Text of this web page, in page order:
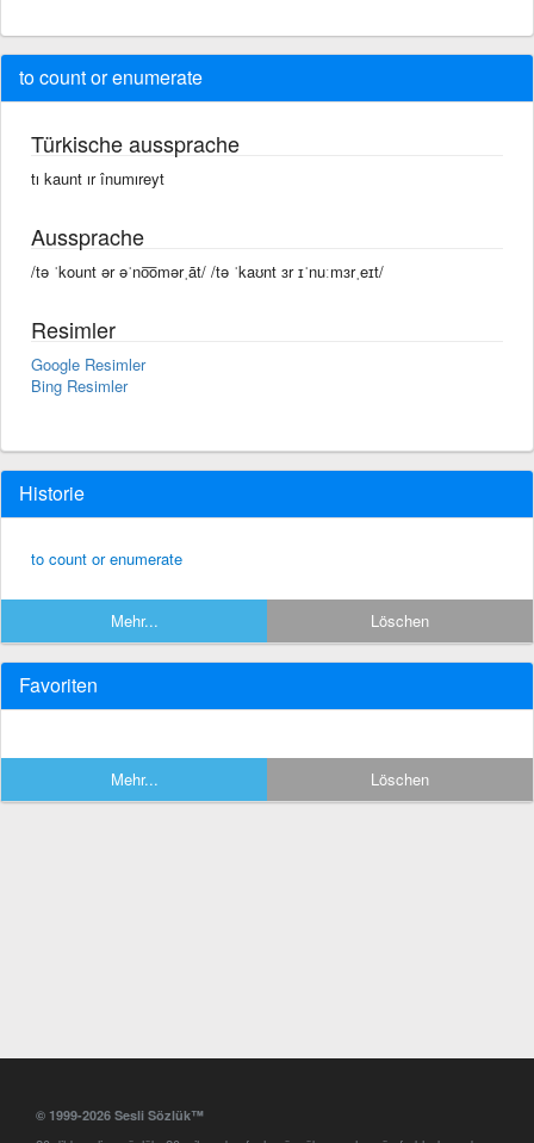
to count or enumerate
Türkische aussprache
tı kaunt ır înumıreyt
Aussprache
/tə ˈkount ər əˈno͞omərˌāt/ /tə ˈkaʊnt ɜr ɪˈnuːmɜrˌeɪt/
Resimler
Google Resimler
Bing Resimler
Historie
to count or enumerate
Mehr... Löschen
Favoriten
Mehr... Löschen
© 1999-2026 Sesli Sözlük™